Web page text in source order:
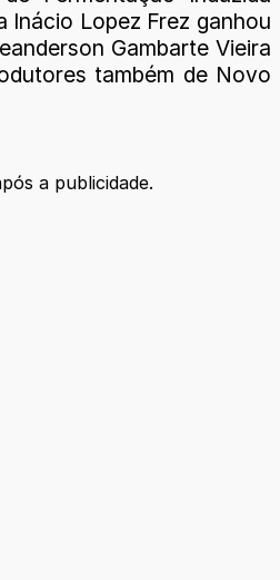
Inácio Lopez Frez ganhou
Gambarte Vieira
também de Novo
a publicidade.